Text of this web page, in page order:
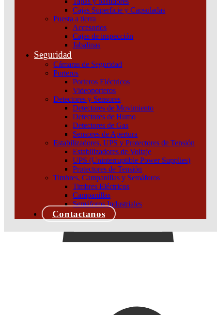
Cajas Superficie y Capsuladas
Puesta a tierra
Accesorios
Cajas de inspección
Jabalinas
Seguridad
Cámaras de Seguridad
Porteros
Porteros Eléctricos
Videoporteros
Detectores y Sensores
Detectores de Movimiento
Detectores de Humo
Detectores de Gas
Sensores de Apertura
Estabilizadores, UPS y Protectores de Tensión
Estabilizadores de Voltaje
UPS (Uninterruptible Power Supplies)
Protectores de Tensión
Timbres, Campanillas y Semáforos
Timbres Eléctricos
Campanillas
Semáforos Industriales
Contactanos
Int. Termomagnetico C120N 2X100A Curva B
Schneider
Añadir al carrito